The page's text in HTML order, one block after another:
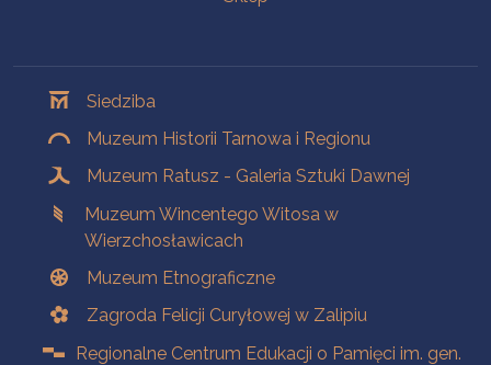
Siedziba
Muzeum Historii Tarnowa i Regionu
Muzeum Ratusz - Galeria Sztuki Dawnej
Muzeum Wincentego Witosa w
Wierzchosławicach
Muzeum Etnograficzne
Zagroda Felicji Curyłowej w Zalipiu
Regionalne Centrum Edukacji o Pamięci im. gen.